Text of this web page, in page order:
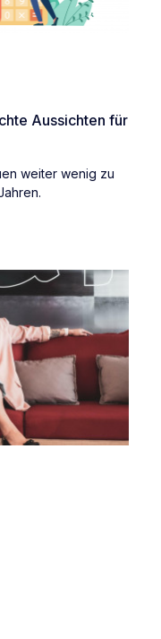
Aussichten für
weiter wenig zu